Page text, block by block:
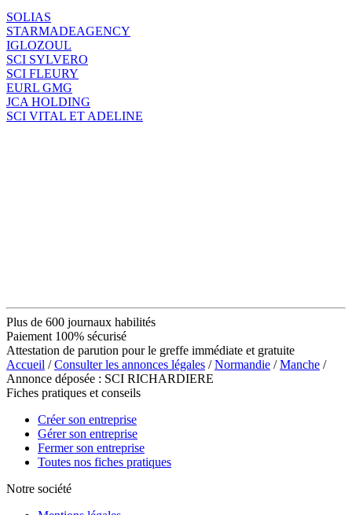
SOLIAS
STARMADEAGENCY
IGLOZOUL
SCI SYLVERO
SCI FLEURY
EURL GMG
JCA HOLDING
SCI VITAL ET ADELINE
Plus de 600 journaux habilités
Paiement 100% sécurisé
Attestation de parution pour le greffe immédiate et gratuite
Accueil /Consulter les annonces légales /Normandie /Manche /
Annonce déposée : SCI RICHARDIERE
Fiches pratiques et conseils
Créer son entreprise
Gérer son entreprise
Fermer son entreprise
Toutes nos fiches pratiques
Notre société